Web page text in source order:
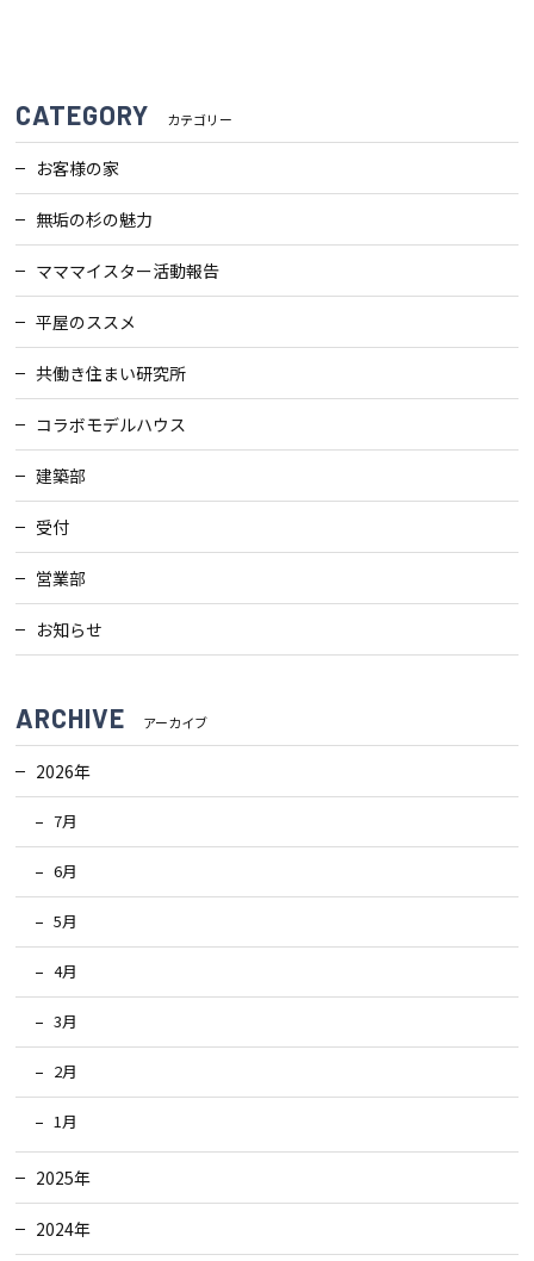
CATEGORY カテゴリー
お客様の家
無垢の杉の魅力
マママイスター活動報告
平屋のススメ
共働き住まい研究所
コラボモデルハウス
建築部
受付
営業部
お知らせ
ARCHIVE アーカイブ
2026年
7月
6月
5月
4月
3月
2月
1月
2025年
2024年